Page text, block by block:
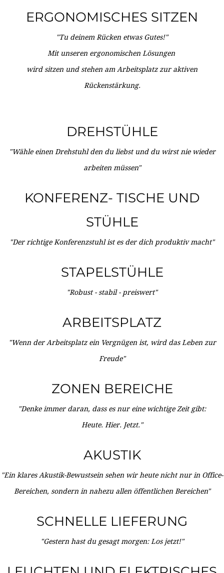
ERGONOMISCHES SITZEN
"Tu deinem Rücken etwas Gutes!"
Mit unseren ergonomischen Lösungen
wird sitzen und stehen am Arbeitsplatz zur aktiven
Rückenstärkung.
DREHSTÜHLE
"Wähle einen Drehstuhl den du liebst und du wirst nie wieder
arbeiten müssen"
KONFERENZ- TISCHE UND
STÜHLE
"Der richtige Konferenzstuhl ist es der dich produktiv macht"
STAPELSTÜHLE
"Robust - stabil - preiswert"
ARBEITSPLATZ
"Wenn der Arbeitsplatz ein Vergnügen ist, wird das Leben zur
Freude"
ZONEN BEREICHE
"Denke immer daran, dass es nur eine wichtige Zeit gibt:
Heute. Hier. Jetzt."
AKUSTIK
"Ein klares Akustik-Bewustsein sehen wir heute nicht nur in Office-
Bereichen, sondern in nahezu allen öffentlichen Bereichen"
SCHNELLE LIEFERUNG
"Gestern hast du gesagt morgen: Los jetzt!"